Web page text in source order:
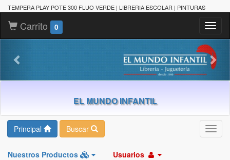
TEMPERA PLAY POTE 300 FLUO VERDE | LIBRERIA ESCOLAR | PINTURAS
Carrito 0
EL MUNDO INFANTIL
Principal Buscar
Nuestros Productos Usuarios